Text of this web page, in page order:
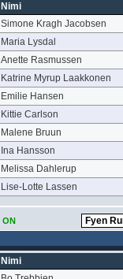
Nimi
Simone Kragh Jacobsen
Maria Lysdal
Anette Rasmussen
Katrine Myrup Laakkonen
Emilie Hansen
Kittie Carlson
Malene Bruun
Ina Hansson
Melissa Dahlerup
Lise-Lotte Lassen
ON
Nimi